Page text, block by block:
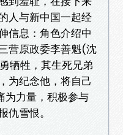
人与新中国一起经
信息：角色介绍中
营原政委李善魁(沈
牺牲，其生死兄弟
为纪念他，将自己
为力量，积极参与
仇雪恨。